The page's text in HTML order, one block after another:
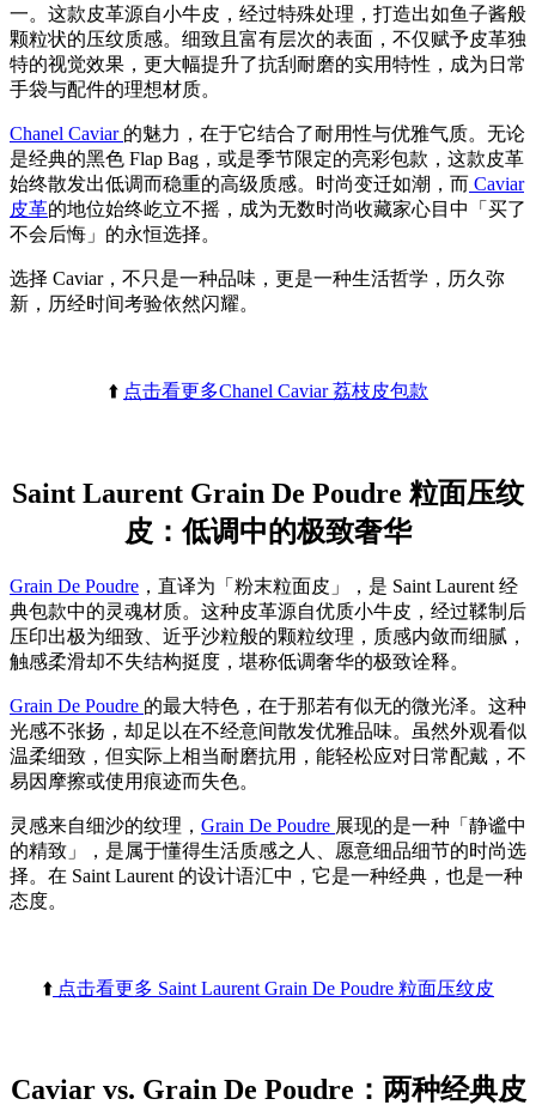
一。这款皮革源自小牛皮，经过特殊处理，打造出如鱼子酱般
颗粒状的压纹质感。细致且富有层次的表面，不仅赋予皮革独
特的视觉效果，更大幅提升了抗刮耐磨的实用特性，成为日常
手袋与配件的理想材质。
Chanel Caviar 的魅力，在于它结合了耐用性与优雅气质。无论
是经典的黑色 Flap Bag，或是季节限定的亮彩包款，这款皮革
始终散发出低调而稳重的高级质感。时尚变迁如潮，而 Caviar
皮革的地位始终屹立不摇，成为无数时尚收藏家心目中「买了
不会后悔」的永恒选择。
选择 Caviar，不只是一种品味，更是一种生活哲学，历久弥
新，历经时间考验依然闪耀。
⬆️ 点击看更多Chanel Caviar 荔枝皮包款
Saint Laurent Grain De Poudre 粒面压纹
皮：低调中的极致奢华
Grain De Poudre ，直译为「粉末粒面皮」，是 Saint Laurent 经
典包款中的灵魂材质。这种皮革源自优质小牛皮，经过鞣制后
压印出极为细致、近乎沙粒般的颗粒纹理，质感内敛而细腻，
触感柔滑却不失结构挺度，堪称低调奢华的极致诠释。
Grain De Poudre 的最大特色，在于那若有似无的微光泽。这种
光感不张扬，却足以在不经意间散发优雅品味。虽然外观看似
温柔细致，但实际上相当耐磨抗用，能轻松应对日常配戴，不
易因摩擦或使用痕迹而失色。
灵感来自细沙的纹理， Grain De Poudre 展现的是一种「静谧中
的精致」，是属于懂得生活质感之人、愿意细品细节的时尚选
择。在 Saint Laurent 的设计语汇中，它是一种经典，也是一种
态度。
⬆️ 点击看更多 Saint Laurent Grain De Poudre 粒面压纹皮
Caviar vs. Grain De Poudre：两种经典皮